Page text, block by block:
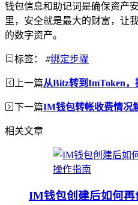
钱包信息和助记词是确保资产
里，安全就是最大的财富，让
的数字资产。
标签： #绑定步骤
上一篇从Bitz转到ImToken
下一篇IM钱包转帐收费情况
相关文章
IM钱包创建后如何